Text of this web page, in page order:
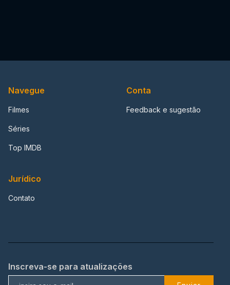
Navegue
Filmes
Séries
Top IMDB
Conta
Feedback e sugestão
Jurídico
Contato
Inscreva-se para atualizações